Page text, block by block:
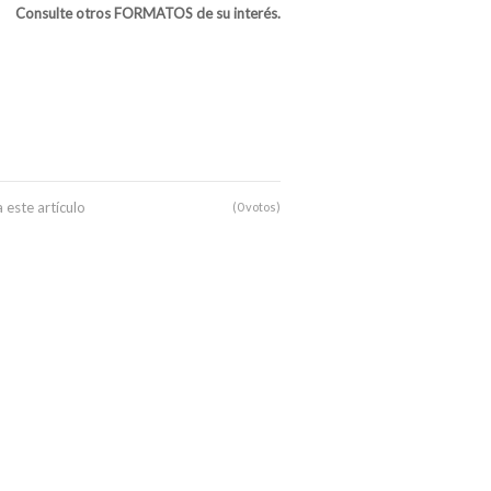
Consulte otros FORMATOS de su interés.
este artículo (0 votos)